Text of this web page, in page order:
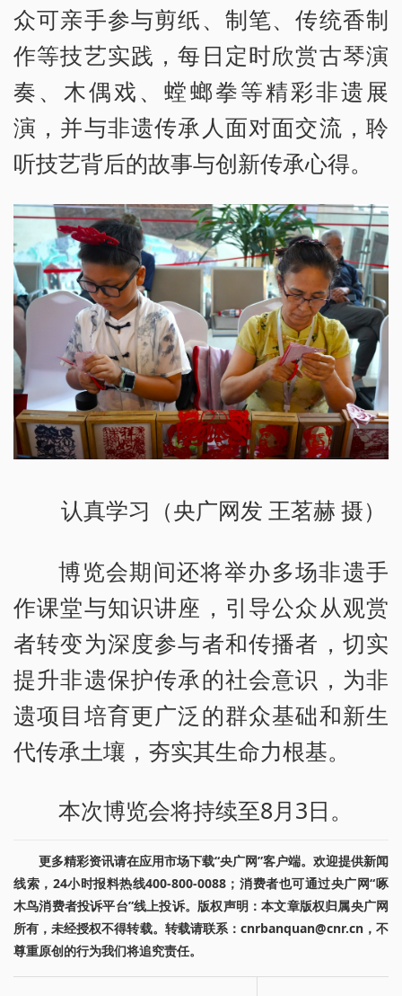
众可亲手参与剪纸、制笔、传统香制
作等技艺实践，每日定时欣赏古琴演
奏、木偶戏、螳螂拳等精彩非遗展
演，并与非遗传承人面对面交流，聆
听技艺背后的故事与创新传承心得。
认真学习（央广网发 王茗赫 摄）
博览会期间还将举办多场非遗手
作课堂与知识讲座，引导公众从观赏
者转变为深度参与者和传播者，切实
提升非遗保护传承的社会意识，为非
遗项目培育更广泛的群众基础和新生
代传承土壤，夯实其生命力根基。
本次博览会将持续至8月3日。
更多精彩资讯请在应用市场下载“央广网”客户端。欢迎提供新闻
线索，24小时报料热线400-800-0088；消费者也可通过央广网“啄
木鸟消费者投诉平台”线上投诉。版权声明：本文章版权归属央广网
所有，未经授权不得转载。转载请联系：cnrbanquan@cnr.cn，不
尊重原创的行为我们将追究责任。